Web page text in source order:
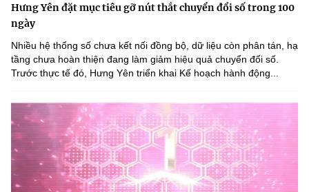
Hưng Yên đặt mục tiêu gỡ nút thắt chuyển đổi số trong 100
ngày
Nhiều hệ thống số chưa kết nối đồng bộ, dữ liệu còn phân tán, hạ
tầng chưa hoàn thiện đang làm giảm hiệu quả chuyển đổi số.
Trước thực tế đó, Hưng Yên triển khai Kế hoạch hành động...